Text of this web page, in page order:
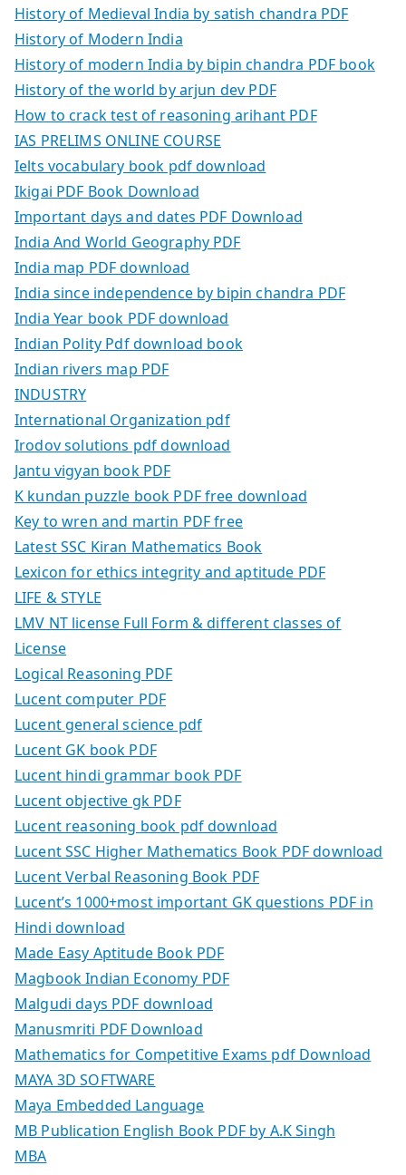
History of Medieval India by satish chandra PDF
History of Modern India
History of modern India by bipin chandra PDF book
History of the world by arjun dev PDF
How to crack test of reasoning arihant PDF
IAS PRELIMS ONLINE COURSE
Ielts vocabulary book pdf download
Ikigai PDF Book Download
Important days and dates PDF Download
India And World Geography PDF
India map PDF download
India since independence by bipin chandra PDF
India Year book PDF download
Indian Polity Pdf download book
Indian rivers map PDF
INDUSTRY
International Organization pdf
Irodov solutions pdf download
Jantu vigyan book PDF
K kundan puzzle book PDF free download
Key to wren and martin PDF free
Latest SSC Kiran Mathematics Book
Lexicon for ethics integrity and aptitude PDF
LIFE & STYLE
LMV NT license Full Form & different classes of
License
Logical Reasoning PDF
Lucent computer PDF
Lucent general science pdf
Lucent GK book PDF
Lucent hindi grammar book PDF
Lucent objective gk PDF
Lucent reasoning book pdf download
Lucent SSC Higher Mathematics Book PDF download
Lucent Verbal Reasoning Book PDF
Lucent’s 1000+most important GK questions PDF in
Hindi download
Made Easy Aptitude Book PDF
Magbook Indian Economy PDF
Malgudi days PDF download
Manusmriti PDF Download
Mathematics for Competitive Exams pdf Download
MAYA 3D SOFTWARE
Maya Embedded Language
MB Publication English Book PDF by A.K Singh
MBA